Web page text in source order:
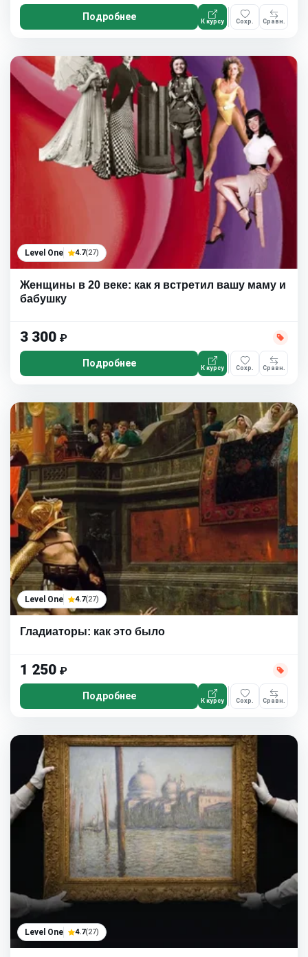
Подробнее К курсу Сохр. Сравн.
Level One 4.7(27)
Женщины в 20 веке: как я встретил вашу маму и
бабушку
3 300 ₽
Подробнее К курсу Сохр. Сравн.
Level One 4.7(27)
Гладиаторы: как это было
1 250 ₽
Подробнее К курсу Сохр. Сравн.
Level One 4.7(27)